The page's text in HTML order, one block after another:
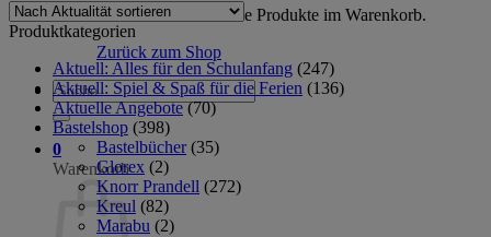
Es befinden sich keine Produkte im Warenkorb.
Zurück zum Shop
Suche
nach:
0
Warenkorb
sortiert
Produktkategorien
Aktuell: Alles für den Schulanfang (247)
Aktuell: Spiel & Spaß für die Ferien (136)
Aktuelle Angebote (70)
Bastelshop (398)
Bastelbücher (35)
Glorex (2)
Knorr Prandell (272)
Kreul (82)
Marabu (2)